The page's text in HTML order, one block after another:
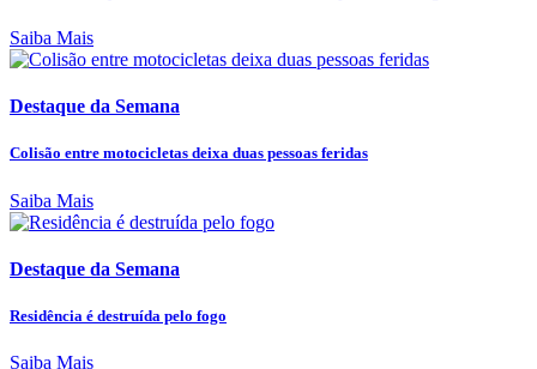
Saiba Mais
Destaque da Semana
Colisão entre motocicletas deixa duas pessoas feridas
Saiba Mais
Destaque da Semana
Residência é destruída pelo fogo
Saiba Mais